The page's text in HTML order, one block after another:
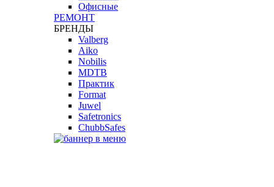
Офисные
РЕМОНТ
БРЕНДЫ
Valberg
Aiko
Nobilis
MDTB
Практик
Format
Juwel
Safetronics
ChubbSafes